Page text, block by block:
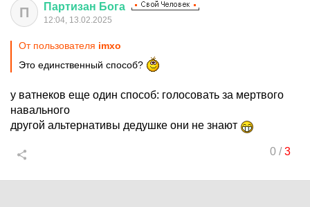
П Партизан Бога
12:04, 13.02.2025
От пользователя imxo
Это единственный способ?
у ватнеков еще один способ: голосовать за мертвого
навального
другой альтернативы дедушке они не знают
0/3